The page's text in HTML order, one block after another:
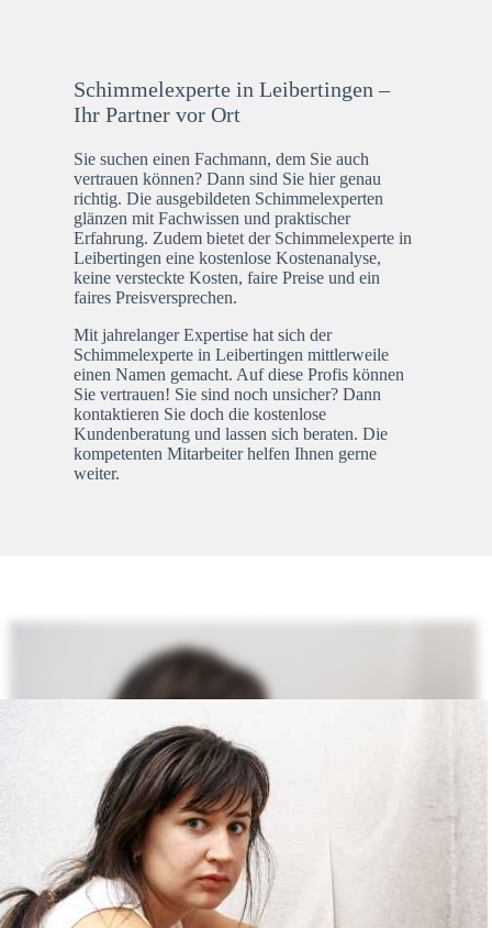
Schimmelexperte in Leibertingen –
Ihr Partner vor Ort
Sie suchen einen Fachmann, dem Sie auch
vertrauen können? Dann sind Sie hier genau
richtig. Die ausgebildeten Schimmelexperten
glänzen mit Fachwissen und praktischer
Erfahrung. Zudem bietet der Schimmelexperte in
Leibertingen eine kostenlose Kostenanalyse,
keine versteckte Kosten, faire Preise und ein
faires Preisversprechen.
Mit jahrelanger Expertise hat sich der
Schimmelexperte in Leibertingen mittlerweile
einen Namen gemacht. Auf diese Profis können
Sie vertrauen! Sie sind noch unsicher? Dann
kontaktieren Sie doch die kostenlose
Kundenberatung und lassen sich beraten. Die
kompetenten Mitarbeiter helfen Ihnen gerne
weiter.